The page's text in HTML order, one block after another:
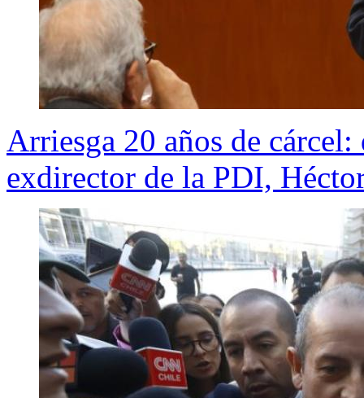
Arriesga 20 años de
exdirector de la PDI,